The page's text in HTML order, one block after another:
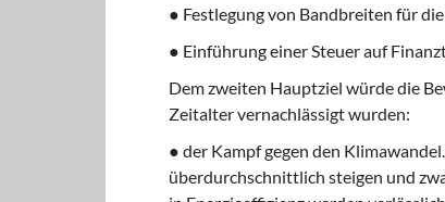
● Festlegung von Bandbreiten für
● Einführung einer Steuer auf
Dem zweiten Hauptziel würde die
Zeitalter vernachlässigt wurden:
● der Kampf gegen den
überdurchschnittlich steigen und